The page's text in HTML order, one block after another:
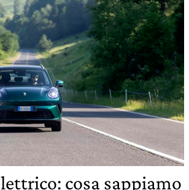
cosa sappiamo